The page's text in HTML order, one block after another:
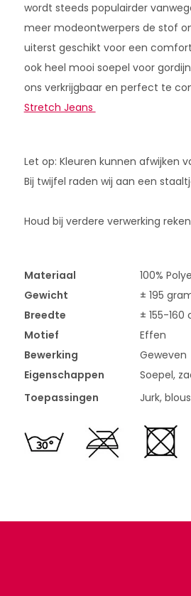
wordt steeds populairder
meer modeontwerpers de stof
uiterst geschikt voor een
ook heel mooi soepel voor
ons verkrijgbaar en perfect te
Stretch Jeans
Let op: Kleuren kunnen afwijken
Bij twijfel raden wij aan een
Houd bij verdere verwerking
Materiaal
100%
Gewicht
± 195
Breedte
± 155-160
Motief
Effen
Bewerking
Geweven
Eigenschappen
Soepel,
Toepassingen
Jurk,